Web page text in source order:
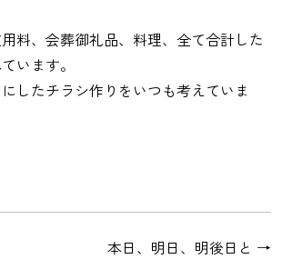
料、会葬御礼品、料理、全て合計した
います。
にしたチラシ作りをいつも考えていま
本日、明日、明後日と →